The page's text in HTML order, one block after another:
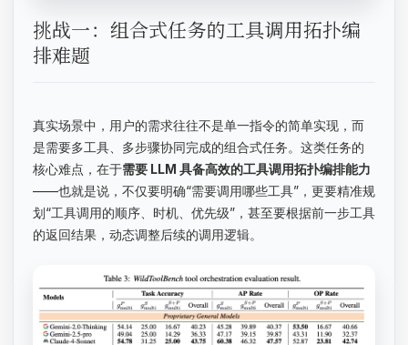
挑战一：组合式任务的工具调用拓扑编
排难题
真实场景中，用户的需求往往不是单一指令的简单实现，而
是需要多工具、多步骤协同完成的组合式任务。这类任务的
核心难点，在于需要 LLM 具备高效的工具调用拓扑编排能力
——也就是说，不仅要明确“需要调用哪些工具”，更要精准规
划“工具调用的顺序、时机、优先级”，甚至要根据前一步工具
的返回结果，动态调整后续的调用逻辑。